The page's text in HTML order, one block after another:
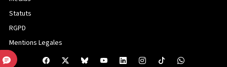
Statuts
RGPD
Mentions Legales